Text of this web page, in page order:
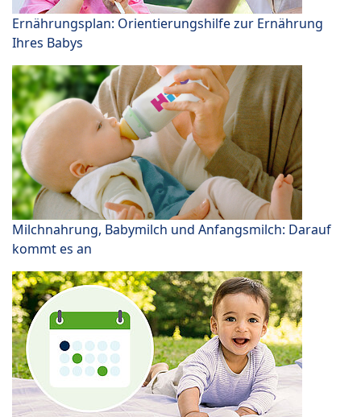
Ernährungsplan: Orientierungshilfe zur Ernährung
Ihres Babys
Milchnahrung, Babymilch und Anfangsmilch: Darauf
kommt es an